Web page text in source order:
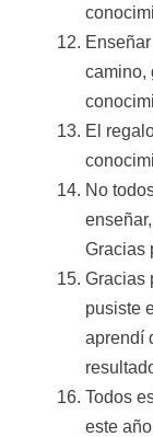
camino,
El
No
Gracias
Gracias
pusiste
aprendí
Todos
este